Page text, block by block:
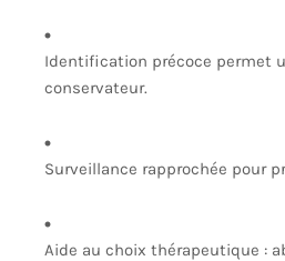
Identification précoce permet
conservateur.
Surveillance rapprochée pour
Aide au choix thérapeutique :